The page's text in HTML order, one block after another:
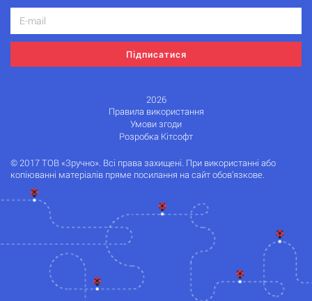
Підписатися
2026
Правила використання
Умови згоди
Розробка Кітсофт
© 2017 ТОВ «Зручно». Всі права захищені. При використанні або
копіюванні матеріалів пряме посилання на сайт обов'язкове.